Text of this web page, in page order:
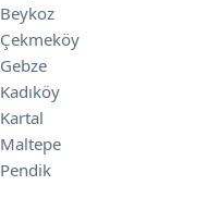
Beykoz
Çekmeköy
Gebze
Kadıköy
Kartal
Maltepe
Pendik